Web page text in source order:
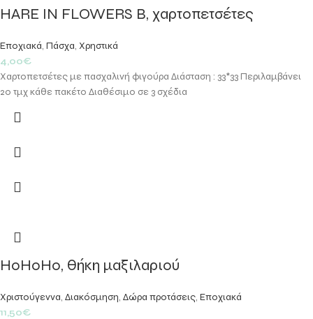
HARE IN FLOWERS B, χαρτοπετσέτες
Εποχιακά, Πάσχα, Χρηστικά
4,00€
Χαρτοπετσέτες με πασχαλινή φιγούρα Διάσταση : 33*33 Περιλαμβάνει
20 τμχ κάθε πακέτο Διαθέσιμο σε 3 σχέδια
HoHoHo, θήκη μαξιλαριού
Χριστούγεννα, Διακόσμηση, Δώρα προτάσεις, Εποχιακά
11,50€